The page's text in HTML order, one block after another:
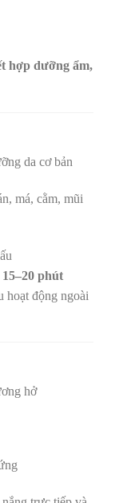
hợp dưỡng ẩm,
da cơ bản
má, cằm, mũi
phút
hoạt động ngoài
hở